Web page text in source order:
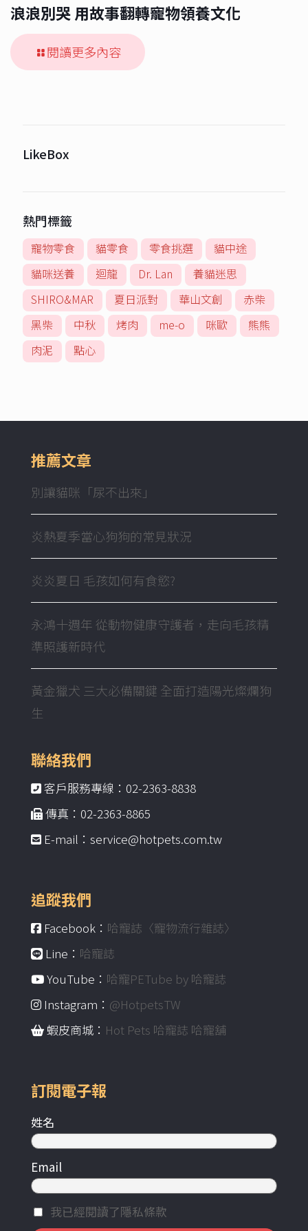
浪浪別哭 用故事翻轉寵物領養文化
閱讀更多內容
LikeBox
熱門標籤
寵物零食 貓零食 零食挑選
貓中途
貓咪送養
迴龍 Dr. Lan
養貓迷思
SHIRO&MAR
夏日派對 華山文創
赤柴
黑柴
中秋 烤肉 me-o 咪歐
熊熊
肉泥
點心
推薦文章
別讓貓咪「尿不出來」
炎熱夏季當心狗狗的常見狀況
炎炎夏日 毛孩如何有食慾?
永鴻十週年 從動物健康守護者，走向毛孩精
準照護新時代
黃金獵犬 三大必備關鍵 全面打造陽光燦爛狗
生
聯絡我們
客戶服務專線：02-2363-8838
傳真：02-2363-8865
E-mail：service@hotpets.com.tw
追蹤我們
Facebook： 哈寵誌〈寵物流行雜誌〉
Line： 哈寵誌
YouTube： 哈寵PETube by 哈寵誌
Instagram： @HotpetsTW
蝦皮商城： Hot Pets 哈寵誌 哈寵舖
訂閱電子報
姓名
Email
我已經閱讀了隱私條款